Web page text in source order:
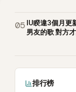
05 IU睽違3個月更
男友的歌 對方
排行榜